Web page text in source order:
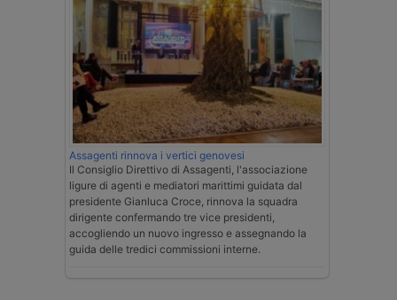
Assagenti rinnova i vertici genovesi
Il Consiglio Direttivo di Assagenti, l'associazione
ligure di agenti e mediatori marittimi guidata dal
presidente Gianluca Croce, rinnova la squadra
dirigente confermando tre vice presidenti,
accogliendo un nuovo ingresso e assegnando la
guida delle tredici commissioni interne.